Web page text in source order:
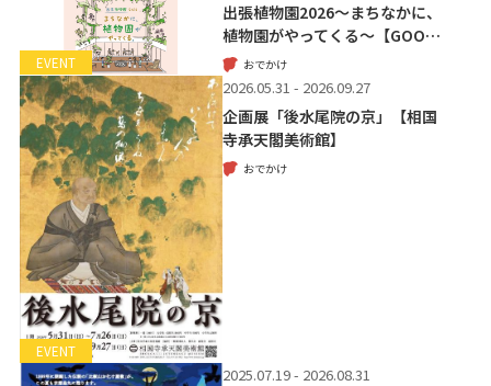
EVENT
出張植物園2026～まちなかに、
植物園がやってくる～【GOO…
おでかけ
EVENT
2026.05.31 - 2026.09.27
企画展「後水尾院の京」【相国
寺承天閣美術館】
おでかけ
2025.07.19 - 2026.08.31